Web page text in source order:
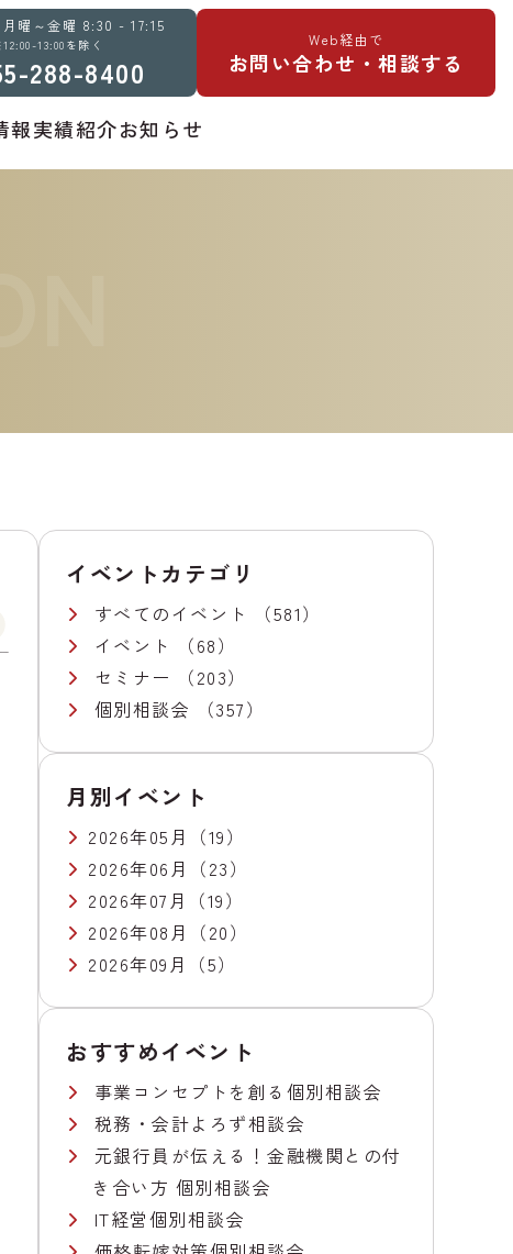
月曜～金曜 8:30 - 17:15
13:00を除く
288-8400
Web経由で
お問い合わせ・相談する
報実績紹介お知らせ
イベントカテゴリ
すべてのイベント
（581）
イベント
（68）
セミナー
（203）
個別相談会
（357）
月別イベント
2026年05月
（19）
2026年06月
（23）
2026年07月
（19）
2026年08月
（20）
2026年09月
（5）
おすすめイベント
事業コンセプトを創る個別相談会
税務・会計よろず相談会
元銀行員が伝える！金融機関との付
き合い方 個別相談会
IT経営個別相談会